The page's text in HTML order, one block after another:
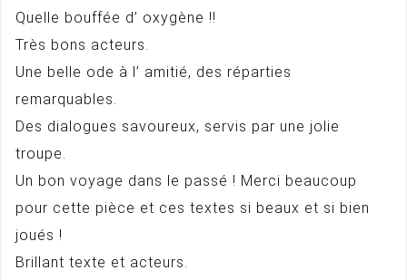
Quelle bouffée d’ oxygène !!
Très bons acteurs.
Une belle ode à l’ amitié, des réparties
remarquables.
Des dialogues savoureux, servis par une jolie
troupe.
Un bon voyage dans le passé ! Merci beaucoup
pour cette pièce et ces textes si beaux et si bien
joués !
Brillant texte et acteurs.